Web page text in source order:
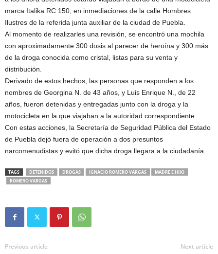
marca Italika RC 150, en inmediaciones de la calle Hombres
Ilustres de la referida junta auxiliar de la ciudad de Puebla.
Al momento de realizarles una revisión, se encontró una mochila
con aproximadamente 300 dosis al parecer de heroína y 300 más
de la droga conocida como cristal, listas para su venta y
distribución.
Derivado de estos hechos, las personas que responden a los
nombres de Georgina N. de 43 años, y Luis Enrique N., de 22
años, fueron detenidas y entregadas junto con la droga y la
motocicleta en la que viajaban a la autoridad correspondiente.
Con estas acciones, la Secretaría de Seguridad Pública del Estado
de Puebla dejó fuera de operación a dos presuntos
narcomenudistas y evitó que dicha droga llegara a la ciudadanía.
TAGS DETENIDOS DROGAS IGNACIO ROMERO VARGAS
MADRE E HIJO
ROMERO VARGAS
Previous article Next article